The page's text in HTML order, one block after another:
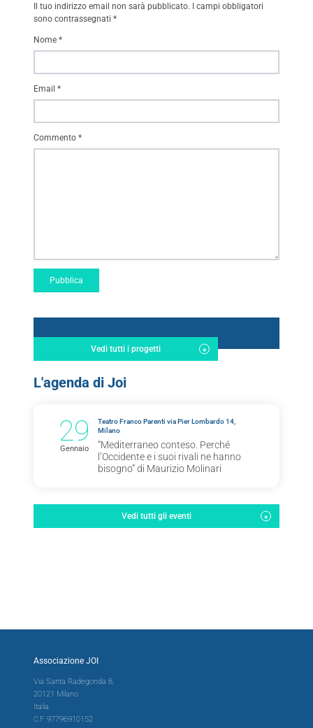
Vedi tutti i progetti
L'agenda di Joi
29
Gennaio
Teatro Franco Parenti via Pier Lombardo 14,
Milano
“Mediterraneo conteso. Perché
l’Occidente e i suoi rivali ne hanno
bisogno” di Maurizio Molinari
Vedi tutti gli eventi
Il tuo indirizzo email non sarà pubblicato. I campi obbligatori
sono contrassegnati *
Commento *
Nome *
Email *
Associazione JOI
Via Santa Radegonda 8,
20121 Milano
Italia
C.F. 97796910152